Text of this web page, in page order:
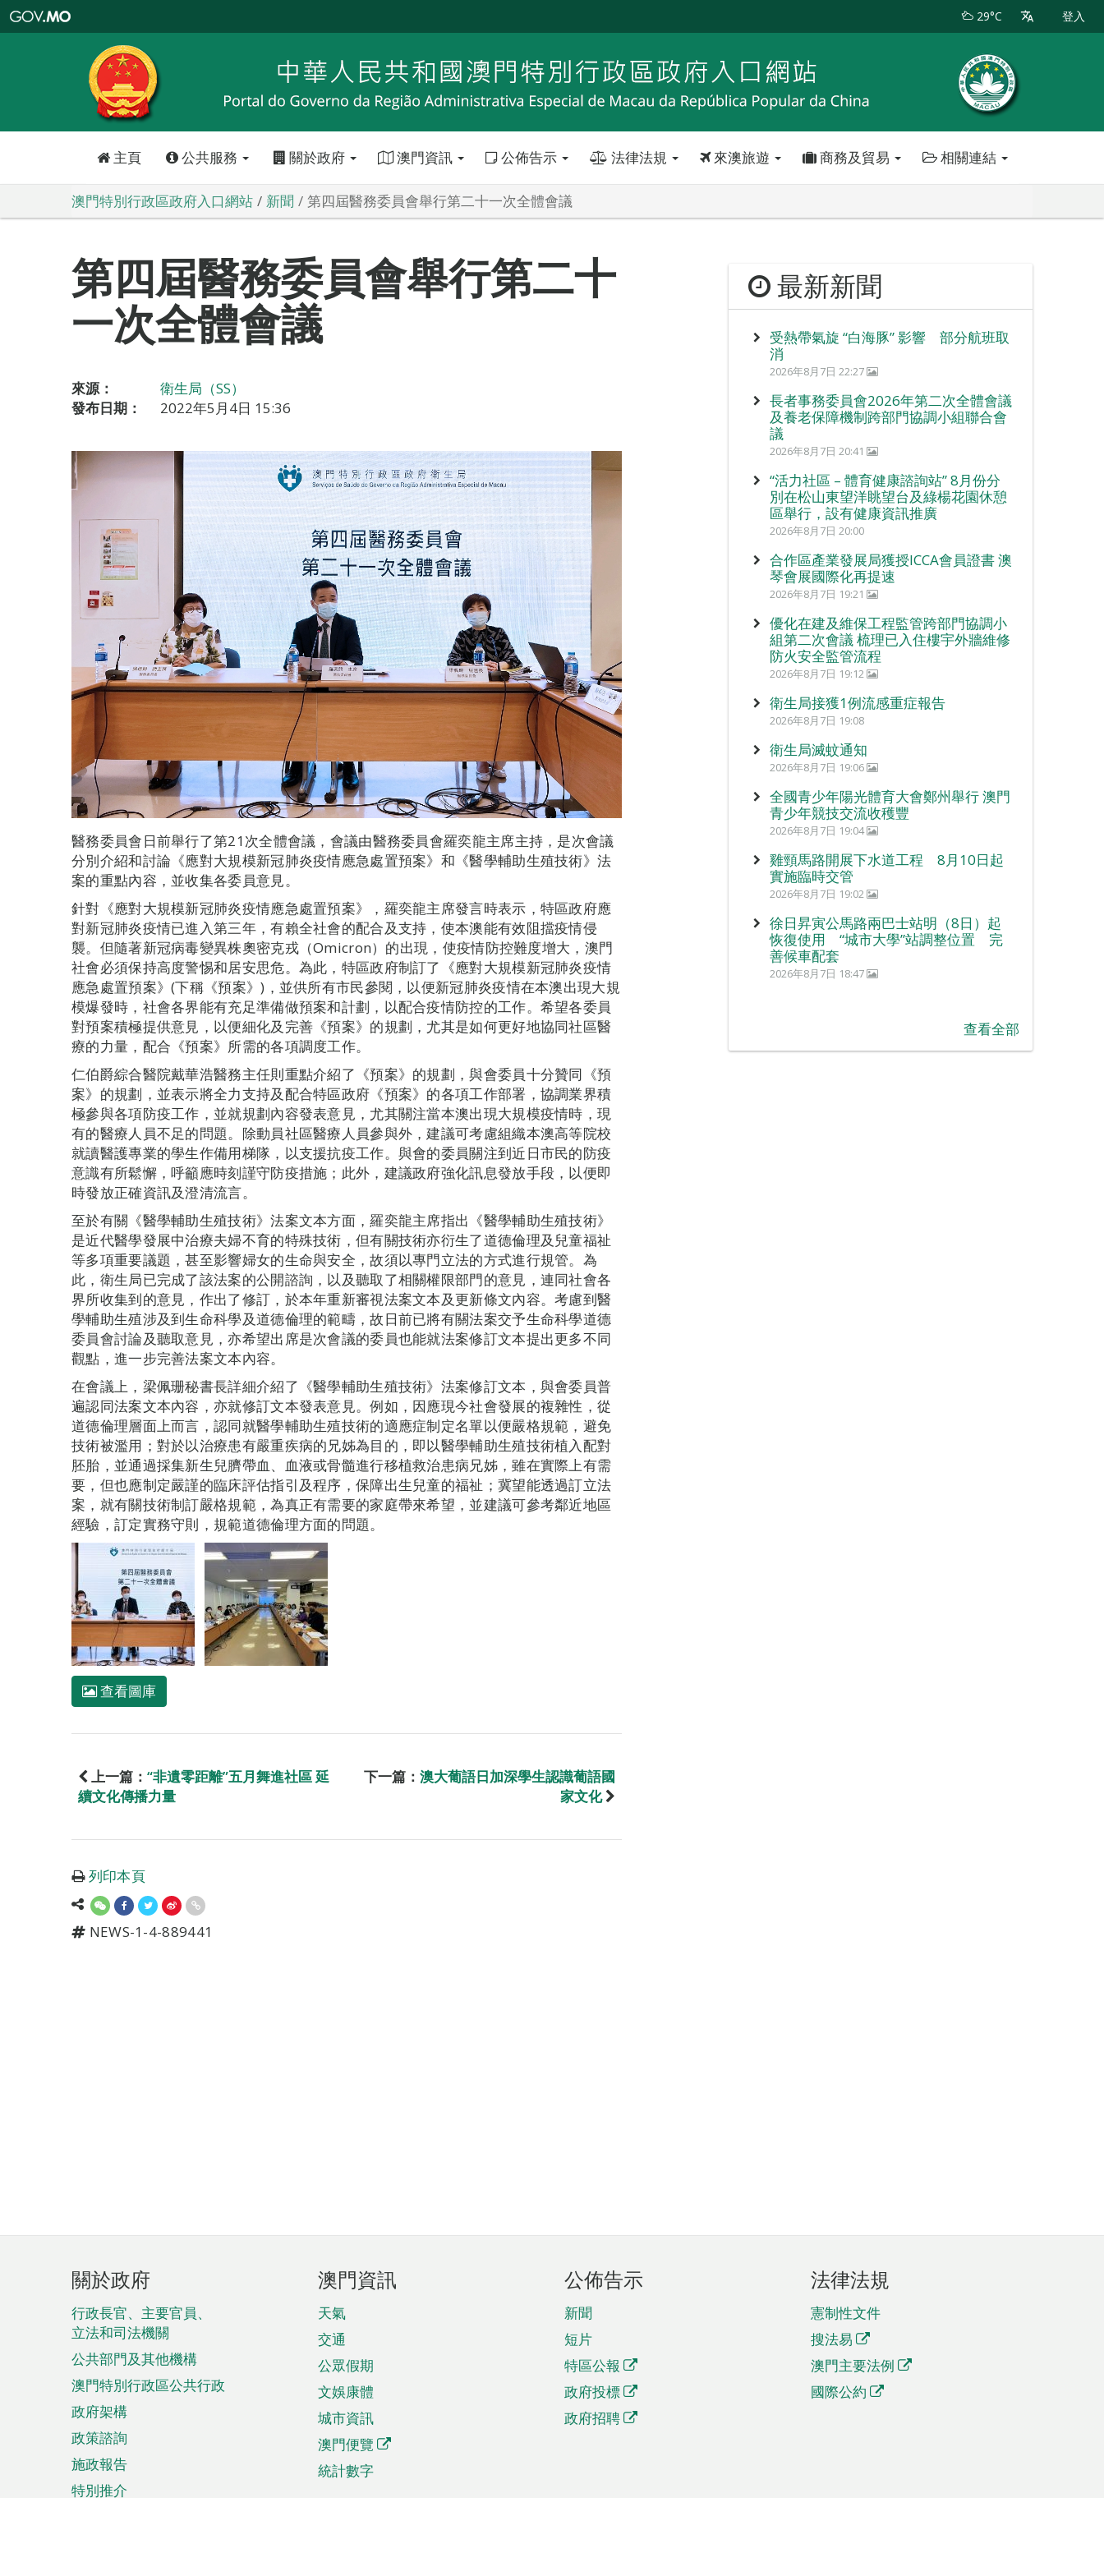
特
政
區
政
口
29°C 登入
主頁 公共服務 關於政府 澳門資訊 公佈告示 法律法規 來澳旅遊 商務及貿易 相關連結
澳門特別行政區政府入口網站 新聞 第四屆醫務委員會舉行第二十一次全體會議
第四屆醫務委員會舉行第二十
一次全體會議
來源：
衛生局（SS）
發布日期：
2022年5月4日 15:36
醫務委員會日前舉行了第21次全體會議，會議由醫務委員會羅奕龍主席主持，是次會議
分別介紹和討論《應對大規模新冠肺炎疫情應急處置預案》和《醫學輔助生殖技術》法
案的重點內容，並收集各委員意見。
針對《應對大規模新冠肺炎疫情應急處置預案》，羅奕龍主席發言時表示，特區政府應
對新冠肺炎疫情已進入第三年，有賴全社會的配合及支持，使本澳能有效阻擋疫情侵
襲。但隨著新冠病毒變異株奧密克戎（Omicron）的出現，使疫情防控難度增大，澳門
社會必須保持高度警惕和居安思危。為此，特區政府制訂了《應對大規模新冠肺炎疫情
應急處置預案》(下稱《預案》)，並供所有市民參閱，以便新冠肺炎疫情在本澳出現大規
模爆發時，社會各界能有充足準備做預案和計劃，以配合疫情防控的工作。希望各委員
對預案積極提供意見，以便細化及完善《預案》的規劃，尤其是如何更好地協同社區醫
療的力量，配合《預案》所需的各項調度工作。
仁伯爵綜合醫院戴華浩醫務主任則重點介紹了《預案》的規劃，與會委員十分贊同《預
案》的規劃，並表示將全力支持及配合特區政府《預案》的各項工作部署，協調業界積
極參與各項防疫工作，並就規劃內容發表意見，尤其關注當本澳出現大規模疫情時，現
有的醫療人員不足的問題。除動員社區醫療人員參與外，建議可考慮組織本澳高等院校
就讀醫護專業的學生作備用梯隊，以支援抗疫工作。與會的委員關注到近日市民的防疫
意識有所鬆懈，呼籲應時刻謹守防疫措施；此外，建議政府強化訊息發放手段，以便即
時發放正確資訊及澄清流言。
至於有關《醫學輔助生殖技術》法案文本方面，羅奕龍主席指出《醫學輔助生殖技術》
是近代醫學發展中治療夫婦不育的特殊技術，但有關技術亦衍生了道德倫理及兒童福祉
等多項重要議題，甚至影響婦女的生命與安全，故須以專門立法的方式進行規管。為
此，衛生局已完成了該法案的公開諮詢，以及聽取了相關權限部門的意見，連同社會各
界所收集到的意見，作出了修訂，於本年重新審視法案文本及更新條文內容。考慮到醫
學輔助生殖涉及到生命科學及道德倫理的範疇，故日前已將有關法案交予生命科學道德
委員會討論及聽取意見，亦希望出席是次會議的委員也能就法案修訂文本提出更多不同
觀點，進一步完善法案文本內容。
在會議上，梁佩珊秘書長詳細介紹了《醫學輔助生殖技術》法案修訂文本，與會委員普
遍認同法案文本內容，亦就修訂文本發表意見。例如，因應現今社會發展的複雜性，從
道德倫理層面上而言，認同就醫學輔助生殖技術的適應症制定名單以便嚴格規範，避免
技術被濫用；對於以治療患有嚴重疾病的兄姊為目的，即以醫學輔助生殖技術植入配對
胚胎，並通過採集新生兒臍帶血、血液或骨髓進行移植救治患病兄姊，雖在實際上有需
要，但也應制定嚴謹的臨床評估指引及程序，保障出生兒童的福祉；冀望能透過訂立法
案，就有關技術制訂嚴格規範，為真正有需要的家庭帶來希望，並建議可參考鄰近地區
經驗，訂定實務守則，規範道德倫理方面的問題。
查看圖庫
上一篇： “非遺零距離”五月舞進社區 延
續文化傳播力量
下一篇： 澳大葡語日加深學生認識葡語國
家文化
列印本頁
NEWS-1-4-889441
最新新聞
受熱帶氣旋 “白海豚” 影響 部分航班取
消
2026年8月7日 22:27
長者事務委員會2026年第二次全體會議
及養老保障機制跨部門協調小組聯合會
議
2026年8月7日 20:41
“活力社區 – 體育健康諮詢站” 8月份分
別在松山東望洋眺望台及綠楊花園休憩
區舉行，設有健康資訊推廣
2026年8月7日 20:00
合作區產業發展局獲授ICCA會員證書 澳
琴會展國際化再提速
2026年8月7日 19:21
優化在建及維保工程監管跨部門協調小
組第二次會議 梳理已入住樓宇外牆維修
防火安全監管流程
2026年8月7日 19:12
衛生局接獲1例流感重症報告
2026年8月7日 19:08
衛生局滅蚊通知
2026年8月7日 19:06
全國青少年陽光體育大會鄭州舉行 澳門
青少年競技交流收穫豐
2026年8月7日 19:04
雞頸馬路開展下水道工程 8月10日起
實施臨時交管
2026年8月7日 19:02
徐日昇寅公馬路兩巴士站明（8日）起
恢復使用 “城市大學”站調整位置 完
善候車配套
2026年8月7日 18:47
查看全部
頁
腳
菜
單
關於政府
行政長官、主要官員、
立法和司法機關
公共部門及其他機構
澳門特別行政區公共行政
政府架構
政策諮詢
施政報告
特別推介
澳門資訊
天氣
交通
公眾假期
文娛康體
城市資訊
澳門便覽
統計數字
公佈告示
新聞
短片
特區公報
政府投標
政府招聘
法律法規
憲制性文件
搜法易
澳門主要法例
國際公約